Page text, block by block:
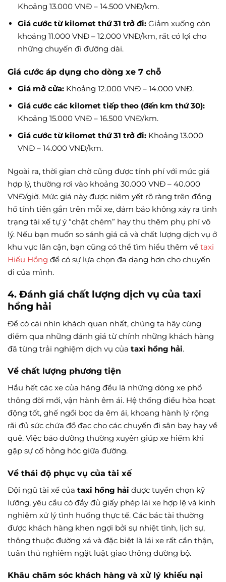
Khoảng 13.000 VNĐ – 14.500 VNĐ/km.
Giá cước từ kilomet thứ 31 trở đi:Giảm xuống còn
khoảng 11.000 VNĐ – 12.000 VNĐ/km, rất có lợi cho
những chuyến đi đường dài.
Giá cước áp dụng cho dòng xe 7 chỗ
Giá mở cửa:Khoảng 12.000 VNĐ – 14.000 VNĐ.
Giá cước các kilomet tiếp theo (đến km thứ 30):
Khoảng 15.000 VNĐ – 16.500 VNĐ/km.
Giá cước từ kilomet thứ 31 trở đi:Khoảng 13.000
VNĐ – 14.000 VNĐ/km.
Ngoài ra, thời gian chờ cũng được tính phí với mức giá
hợp lý, thường rơi vào khoảng 30.000 VNĐ – 40.000
VNĐ/giờ. Mức giá này được niêm yết rõ ràng trên đồng
hồ tính tiền gắn trên mỗi xe, đảm bảo không xảy ra tình
trạng tài xế tự ý “chặt chém” hay thu thêm phụ phí vô
lý. Nếu bạn muốn so sánh giá cả và chất lượng dịch vụ ở
khu vực lân cận, bạn cũng có thể tìm hiểu thêm về taxi
Hiếu Hồng để có sự lựa chọn đa dạng hơn cho chuyến
đi của mình.
4. Đánh giá chất lượng dịch vụ của taxi
hồng hải
Để có cái nhìn khách quan nhất, chúng ta hãy cùng
điểm qua những đánh giá từ chính những khách hàng
đã từng trải nghiệm dịch vụ của taxi hồng hải.
Về chất lượng phương tiện
Hầu hết các xe của hãng đều là những dòng xe phổ
thông đời mới, vận hành êm ái. Hệ thống điều hòa hoạt
động tốt, ghế ngồi bọc da êm ái, khoang hành lý rộng
rãi đủ sức chứa đồ đạc cho các chuyến đi sân bay hay về
quê. Việc bảo dưỡng thường xuyên giúp xe hiếm khi
gặp sự cố hỏng hóc giữa đường.
Về thái độ phục vụ của tài xế
Đội ngũ tài xế của taxi hồng hải được tuyển chọn kỹ
lưỡng, yêu cầu có đầy đủ giấy phép lái xe hợp lệ và kinh
nghiệm xử lý tình huống thực tế. Các bác tài thường
được khách hàng khen ngợi bởi sự nhiệt tình, lịch sự,
thông thuộc đường xá và đặc biệt là lái xe rất cẩn thận,
tuân thủ nghiêm ngặt luật giao thông đường bộ.
Khâu chăm sóc khách hàng và xử lý khiếu nại